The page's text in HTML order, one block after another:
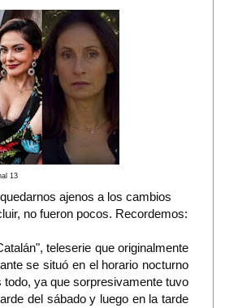
13
ajenos a los cambios
no fueron pocos. Recordemos:
teleserie que originalmente
se situó en el horario nocturno
ya que sorpresivamente tuvo
del sábado y luego en la tarde